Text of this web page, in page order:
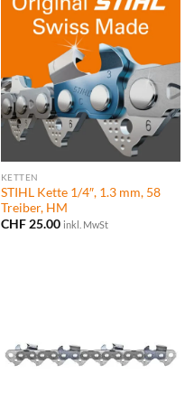
KETTEN
STIHL Kette 1/4″, 1.3 mm, 58
Treiber, HM
CHF25.00 inkl. MwSt